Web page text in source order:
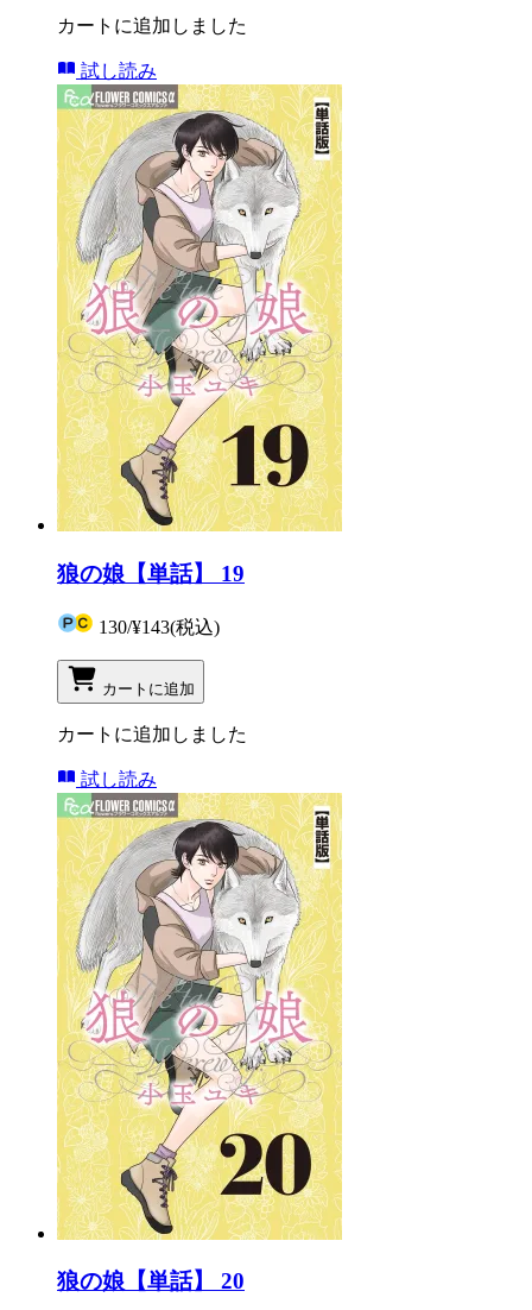
カートに追加しました
試し読み
狼の娘【単話】 19
130/¥143(税込)
カートに追加
カートに追加しました
試し読み
狼の娘【単話】 20